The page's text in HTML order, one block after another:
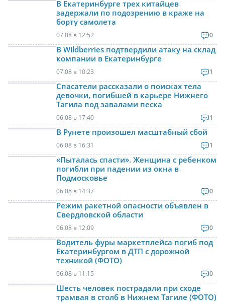
В Екатеринбурге трех китайцев
задержали по подозрению в краже на
борту самолета
07.08 в 12:52 0
В Wildberries подтвердили атаку на склад
компании в Екатеринбурге
07.08 в 10:23 1
Спасатели рассказали о поисках тела
девочки, погибшей в карьере Нижнего
Тагила под завалами песка
06.08 в 17:40 1
В Рунете произошел масштабный сбой
06.08 в 16:31 1
«Пыталась спасти». Женщина с ребенком
погибли при падении из окна в
Подмосковье
06.08 в 14:37 0
Режим ракетной опасности объявлен в
Свердловской области
06.08 в 12:09 0
Водитель фуры маркетплейса погиб под
Екатеринбургом в ДТП с дорожной
техникой (ФОТО)
06.08 в 11:15 0
Шесть человек пострадали при сходе
трамвая в столб в Нижнем Тагиле (ФОТО)